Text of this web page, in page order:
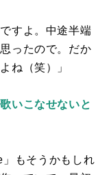
すよ。中途半端
ったので。だか
ね（笑）」
いこなせないと
」もそうかもしれ